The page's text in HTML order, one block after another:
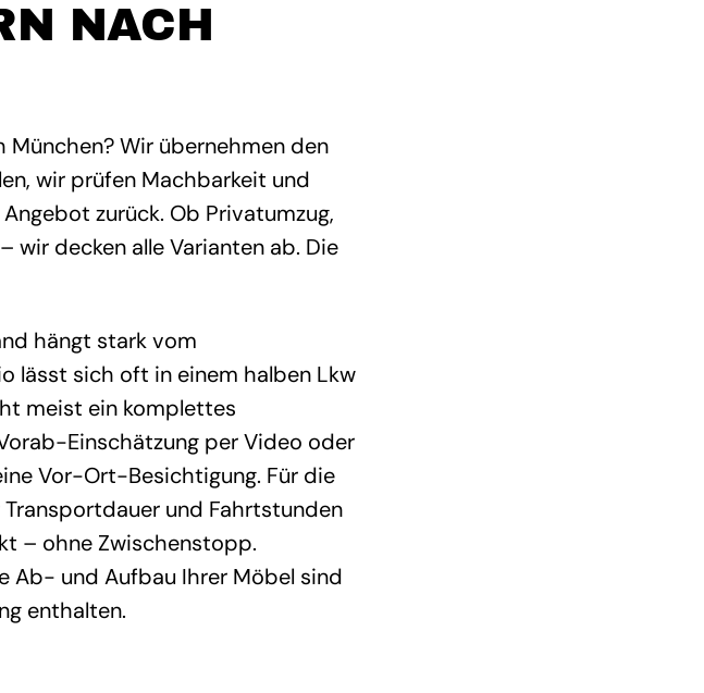
NACH
München? Wir übernehmen den
wir prüfen Machbarkeit und
zurück. Ob Privatumzug,
wir decken alle Varianten ab. Die
hängt stark vom
lässt sich oft in einem halben Lkw
meist ein komplettes
Einschätzung per Video oder
Vor-Ort-Besichtigung. Für die
und Fahrtstunden
– ohne Zwischenstopp.
Ab- und Aufbau Ihrer Möbel sind
enthalten.